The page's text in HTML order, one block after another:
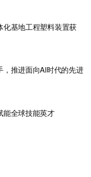
化基地工程塑料装置获
推进面向AI时代的先进
能全球技能英才